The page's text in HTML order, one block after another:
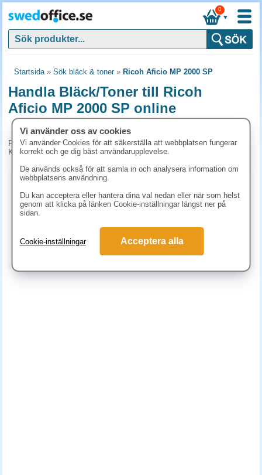
▼
0
Startsida» Sök bläck & toner» Ricoh Aficio MP 2000 SP
Handla Bläck/Toner till Ricoh
Aficio MP 2000 SP online
För tillfället har vi inga produkter kopplade till denna maskin.
Kontakta kundtjänst på tel. 08-24 50 55 för mer information.
Vitt papper Färgat papper Premiumpapper
Laserark och BG-talonger
Vi använder oss av cookies
Vi använder Cookies för att säkerställa att webbplatsen fungerar
korrekt och ge dig bäst användarupplevelse.
De används också för att samla in och analysera information om
webbplatsens användning.
Du kan acceptera eller hantera dina val nedan eller när som helst
genom att klicka på länken Cookie-inställningar längst ner på
sidan.
Cookie-inställningar Acceptera alla